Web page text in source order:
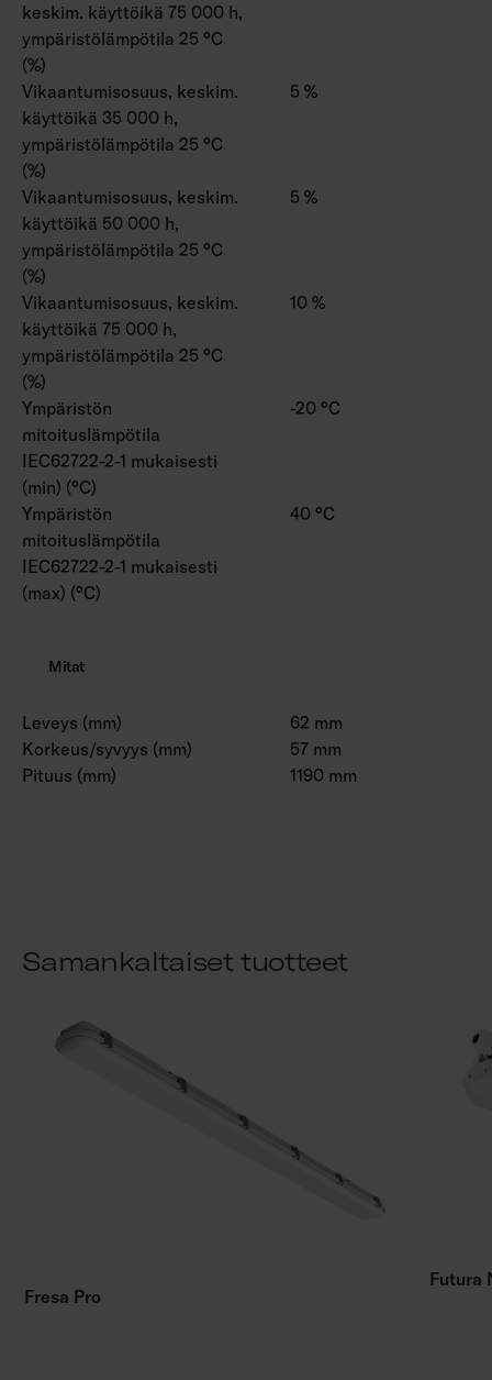
keskim. käyttöikä 75 000 h,
ympäristölämpötila 25 °C
(%)
Vikaantumisosuus, keskim.
käyttöikä 35 000 h,
ympäristölämpötila 25 °C
(%)
5 %
Vikaantumisosuus, keskim.
käyttöikä 50 000 h,
ympäristölämpötila 25 °C
(%)
5 %
Vikaantumisosuus, keskim.
käyttöikä 75 000 h,
ympäristölämpötila 25 °C
(%)
10 %
Ympäristön
mitoituslämpötila
IEC62722-2-1 mukaisesti
(min) (°C)
-20 °C
Ympäristön
mitoituslämpötila
IEC62722-2-1 mukaisesti
(max) (°C)
40 °C
Mitat
Leveys (mm)
62 mm
Korkeus/syvyys (mm)
57 mm
Pituus (mm)
1190 mm
Samankaltaiset tuotteet
Fresa Pro
Futura